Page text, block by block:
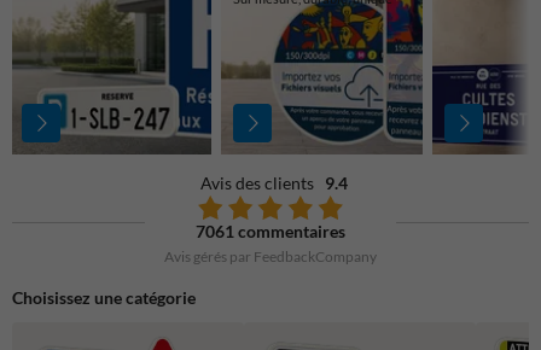
Avis des clients 9.4
7061 commentaires
Avis gérés par FeedbackCompany
Choisissez une catégorie